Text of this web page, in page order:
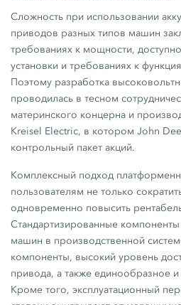
Сложность при использовании
приводов разных типов машин
требованиях к мощности,
установки и требованиях к
Поэтому разработка
проводилась в тесном
материнского концерна и
Kreisel Electric, в котором John
контрольный пакет акций.
Комплексный подход
пользователям не только
одновременно повысить
Стандартизированные
машин в производственной
компоненты, высокий уровень
привода, а также единообразное
Кроме того, эксплуатационный